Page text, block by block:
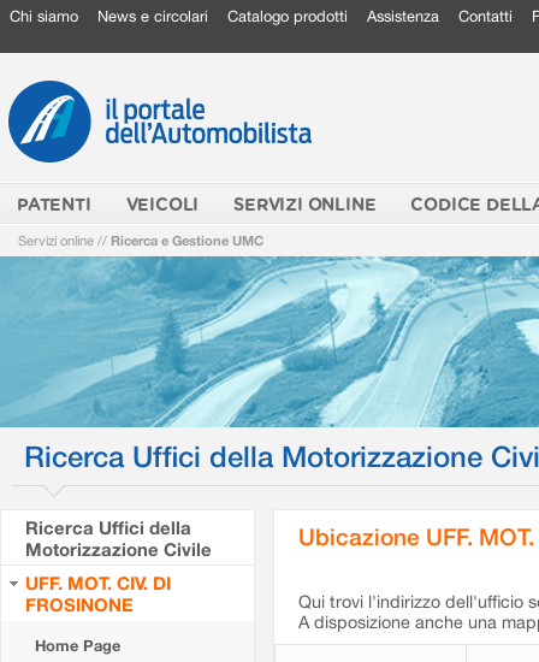
Chi siamo News e circolari Catalogo prodotti Assistenza Contatti
PATENTI VEICOLI SERVIZI ONLINE CODICE
Servizi online // Ricerca e Gestione UMC
Ricerca Uffici della Motorizzazione
Ricerca Uffici della
Motorizzazione Civile
UFF. MOT. CIV. DI
FROSINONE
Home Page
Ubicazione UFF.
Qui trovi l'indirizzo dell'ufficio
A disposizione anche una